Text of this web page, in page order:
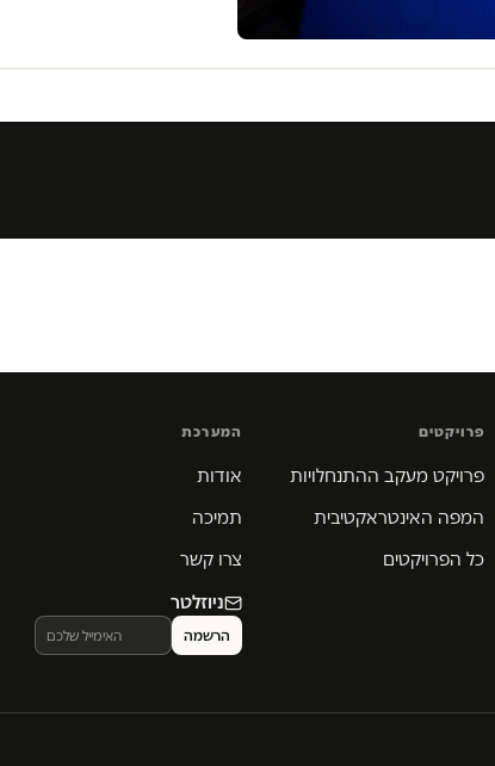
פרויקטים
פרויקט מעקב ההתנחלויות
המפה האינטראקטיבית
כל הפרויקטים
המערכת
אודות
תמיכה
צרו קשר
ניוזלטר